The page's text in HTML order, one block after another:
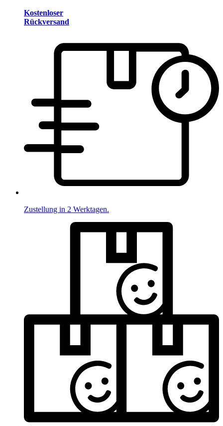
Kostenloser
Rückversand
Zustellung in 2 Werktagen.